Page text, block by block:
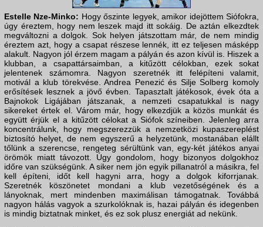
Estelle Nze-Minko: Hogy őszinte legyek, amikor idejöttem Siófokra,
úgy éreztem, hogy nem leszek majd itt sokáig. De aztán elkezdtek
megváltozni a dolgok. Sok helyen játszottam már, de nem mindig
éreztem azt, hogy a csapat részese lennék, itt ez teljesen másképp
alakult. Nagyon jól érzem magam a pályán és azon kívül is. Hiszek a
klubban, a csapattársaimban, a kitűzött célokban, ezek sokat
jelentenek számomra. Nagyon szeretnék itt felépíteni valamit,
motivál a klub törekvése. Andrea Penezić és Silje Solberg komoly
erősítések lesznek a jövő évben. Tapasztalt játékosok, évek óta a
Bajnokok Ligájában játszanak, a nemzeti csapatukkal is nagy
sikereket értek el. Várom már, hogy elkezdjük a közös munkát és
együtt érjük el a kitűzött célokat a Siófok színeiben. Jelenleg arra
koncentrálunk, hogy megszerezzük a nemzetközi kupaszereplést
biztosító helyet, de nem egyszerű a helyzetünk, mostanában elállt
tőlünk a szerencse, rengeteg sérültünk van, egy-két játékos anyai
örömök miatt távozott. Úgy gondolom, hogy bizonyos dolgokhoz
időre van szükségünk. A siker nem jön egyik pillanatról a másikra, fel
kell építeni, időt kell hagyni arra, hogy a dolgok kiforrjanak.
Szeretnék köszönetet mondani a klub vezetőségének és a
lányoknak, mert mindenben maximálisan támogatnak. Továbbá
nagyon hálás vagyok a szurkolóknak is, hazai pályán és idegenben
is mindig biztatnak minket, és ez sok plusz energiát ad nekünk.